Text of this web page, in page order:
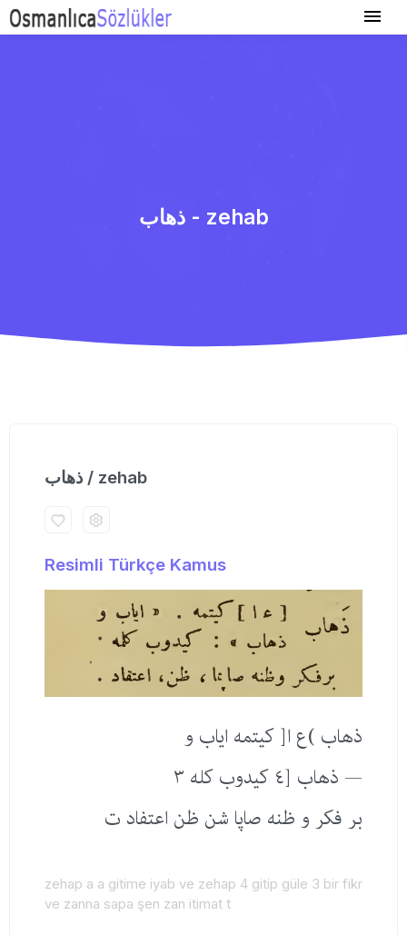
ذهاب - zehab
ذهاب / zehab
Resimli Türkçe Kamus
ذهاب )ع ا[ كیتمه ایاب و
— ذهاب [٤ كیدوب كله ٣
بر فكر و ظنه صاپا شن ظن اعتفاد ت
zehap a a gitime iyab ve zehap 4 gitip güle 3 bir fikr
ve zanna sapa şen zan itimat t